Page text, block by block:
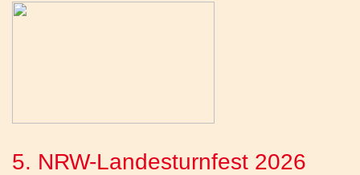
5. NRW-Landesturnfest 2026